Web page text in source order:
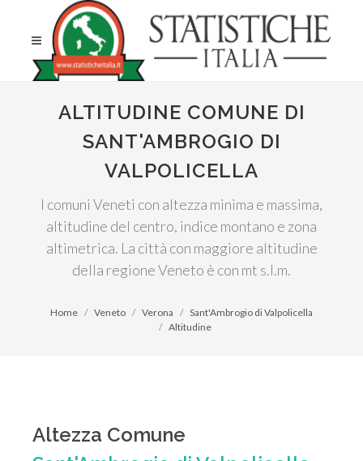
ALTITUDINE COMUNE DI
SANT'AMBROGIO DI
VALPOLICELLA
I comuni Veneti con altezza minima e massima,
altitudine del centro, indice montano e zona
altimetrica. La città con maggiore altitudine
della regione Veneto è con mt s.l.m.
Home Veneto Verona
Sant'Ambrogio di Valpolicella
Altitudine
Altezza Comune